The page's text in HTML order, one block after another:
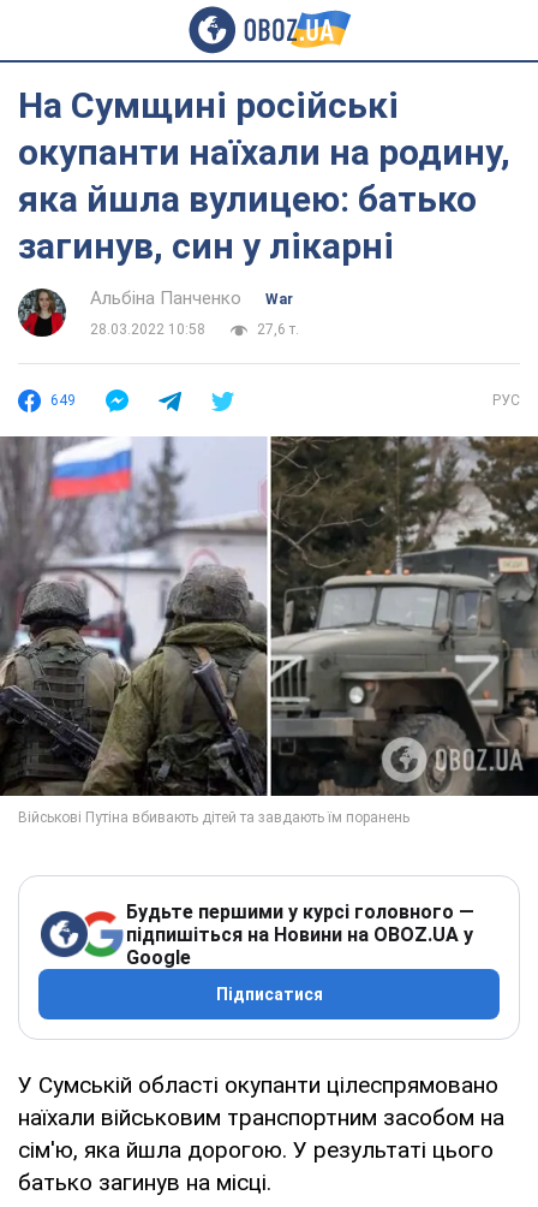
На Сумщині російські
окупанти наїхали на родину,
яка йшла вулицею: батько
загинув, син у лікарні
Альбіна Панченко
War
28.03.2022 10:58
27,6 т.
649 РУС
Будьте першими у курсі головного —
підпишіться на Новини на OBOZ.UA у
Google
Підписатися
У Сумській області окупанти цілеспрямовано
наїхали військовим транспортним засобом на
сім'ю, яка йшла дорогою. У результаті цього
батько загинув на місці.